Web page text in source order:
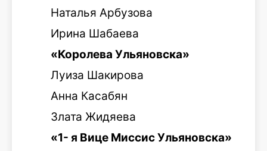
Наталья Арбузова
Ирина Шабаева
«Королева Ульяновска»
Луиза Шакирова
Анна Касабян
Злата Жидяева
«1- я Вице Миссис Ульяновска»